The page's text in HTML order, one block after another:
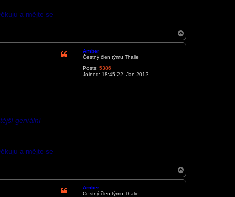
a mějte se
o
p
Amber
Čestný člen týmu Thalie
Posts: 5386
Joined: 18:45 22. Jan 2012
geniální
a mějte se
o
p
Amber
Čestný člen týmu Thalie